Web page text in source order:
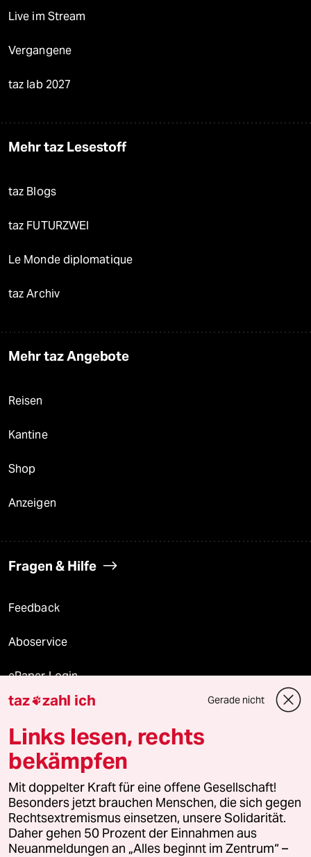
Live im Stream
Vergangene
taz lab 2027
Mehr taz Lesestoff
taz Blogs
taz FUTURZWEI
Le Monde diplomatique
taz Archiv
Mehr taz Angebote
Reisen
Kantine
Shop
Anzeigen
Fragen & Hilfe
Feedback
Aboservice
ePaper Login
Downloads für Abonnierende
© 2026 taz Verlags und Vertriebs GmbH
Alle Rechte vorbehalten. Bei rechtlichen Fragen oder für Genehmigungen
wenden Sie sich bitte an lizenzen@taz.de
Feedback Redaktionsstatut Kommune-Richtlinien
taz zahl ich Gerade nicht
Links lesen, rechts
bekämpfen
Mit doppelter Kraft für eine offene Gesellschaft!
Besonders jetzt brauchen Menschen, die sich gegen
Rechtsextremismus einsetzen, unsere Solidarität.
Daher gehen 50 Prozent der Einnahmen aus
Neuanmeldungen an „Alles beginnt im Zentrum“ –